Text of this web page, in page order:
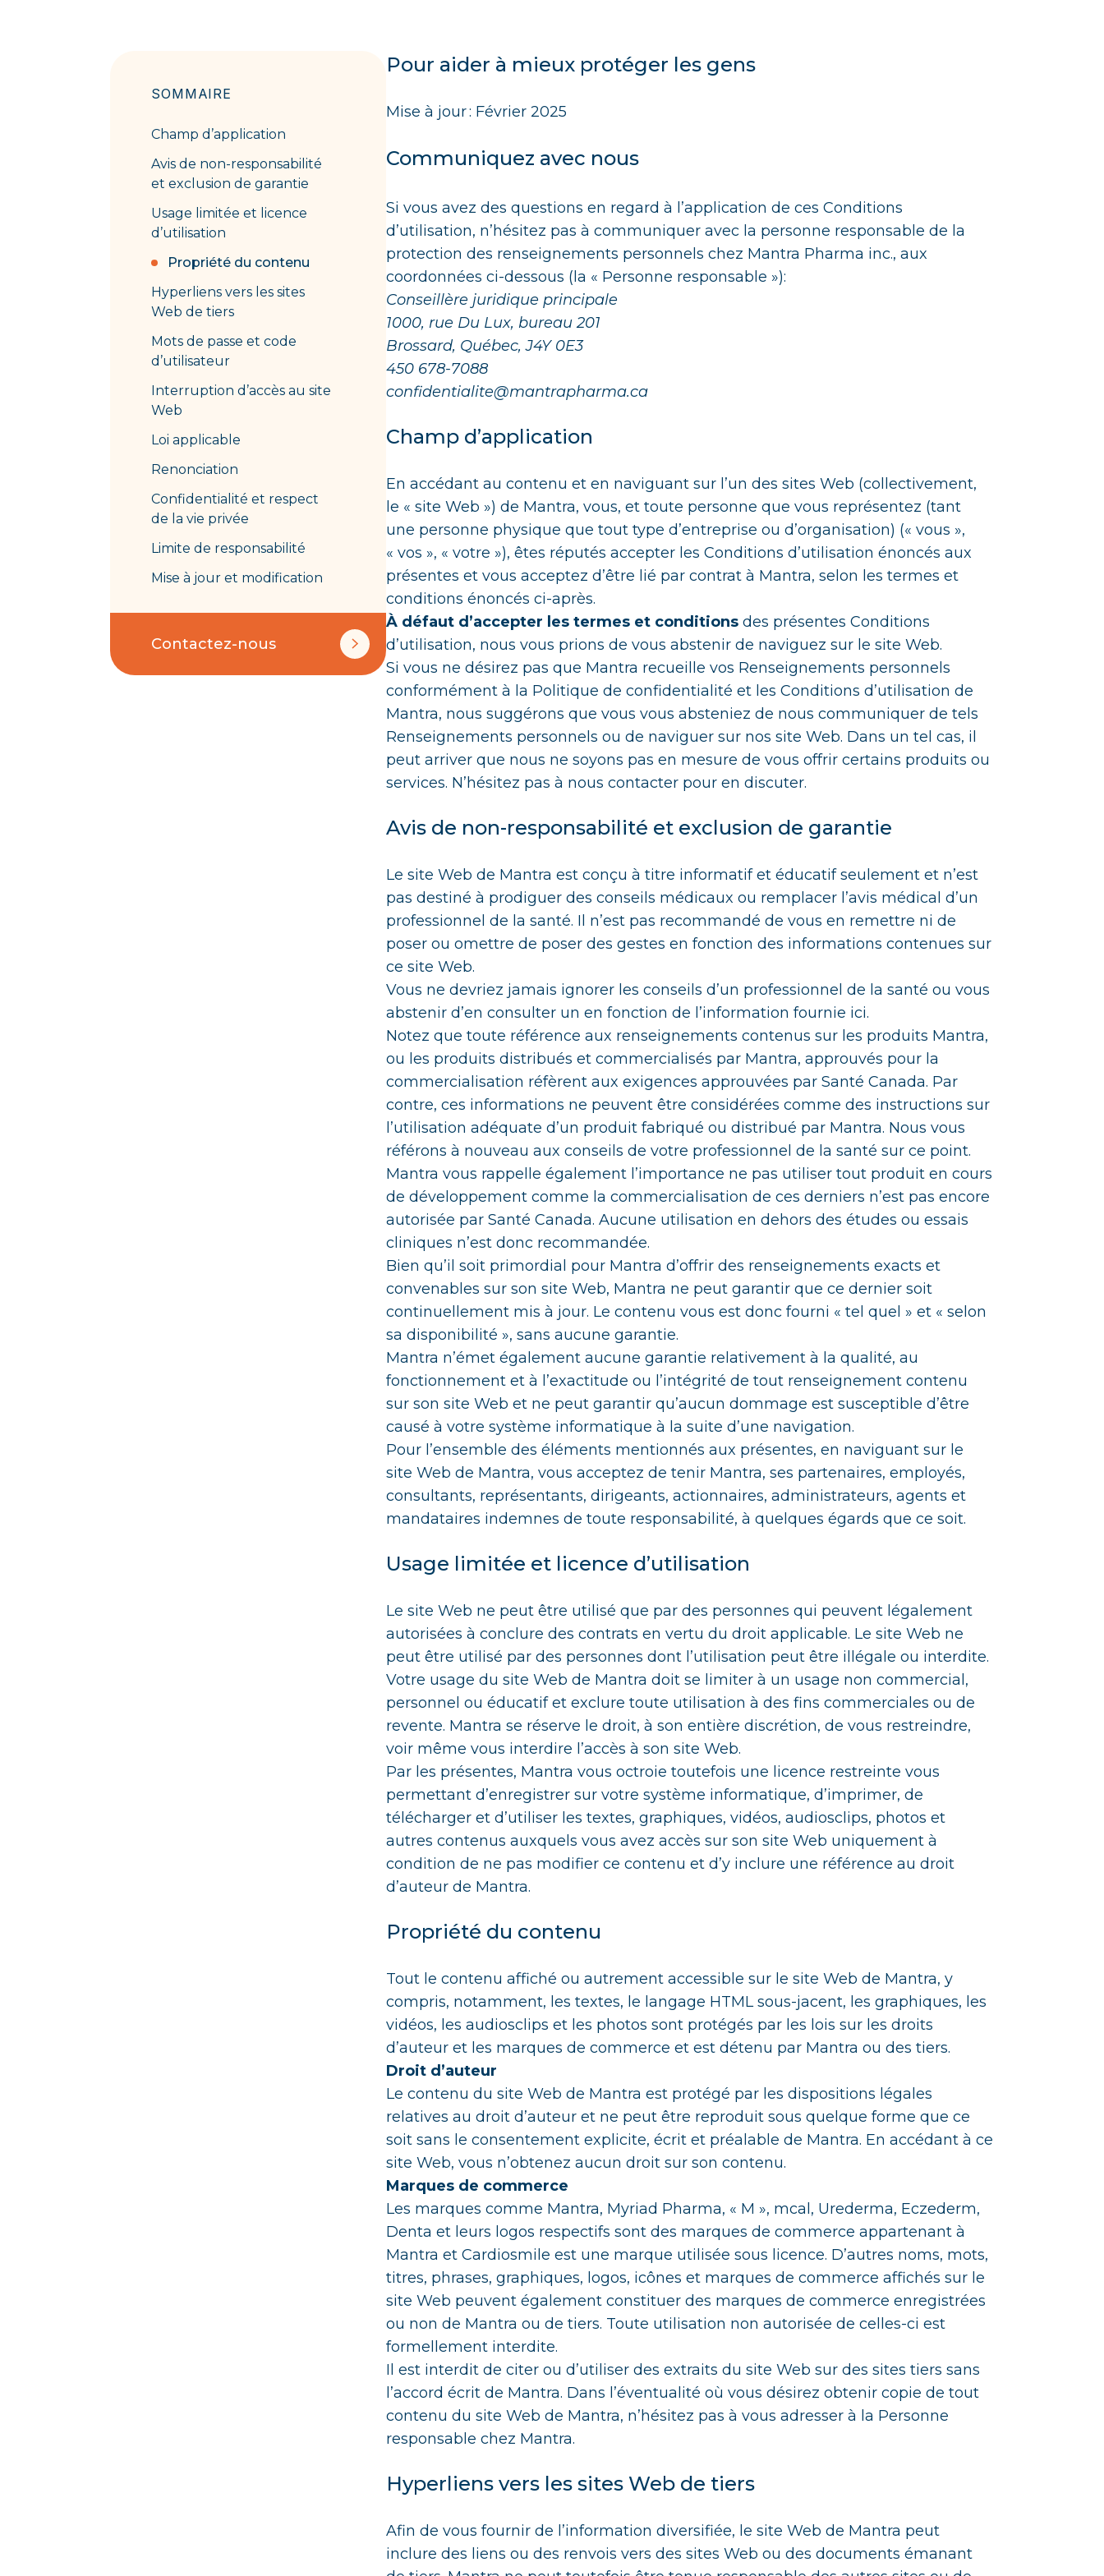
SOMMAIRE
Champ d’application
Avis de non-responsabilité
et exclusion de garantie
Usage limitée et licence
d’utilisation
Propriété du contenu
Hyperliens vers les sites
Web de tiers
Mots de passe et code
d’utilisateur
Interruption d’accès au site
Web
Loi applicable
Renonciation
Confidentialité et respect
de la vie privée
Limite de responsabilité
Mise à jour et modification
Contactez-nous
Pour aider à mieux protéger les gens
Mise à jour : Février 2025
Communiquez avec nous
Si vous avez des questions en regard à l’application de ces Conditions
d’utilisation, n’hésitez pas à communiquer avec la personne responsable de la
protection des renseignements personnels chez Mantra Pharma inc., aux
coordonnées ci-dessous (la « Personne responsable »):
Conseillère juridique principale
1000, rue Du Lux, bureau 201
Brossard, Québec, J4Y 0E3
450 678-7088
confidentialite@mantrapharma.ca
Champ d’application
En accédant au contenu et en naviguant sur l’un des sites Web (collectivement,
le « site Web ») de Mantra, vous, et toute personne que vous représentez (tant
une personne physique que tout type d’entreprise ou d’organisation) (« vous »,
« vos », « votre »), êtes réputés accepter les Conditions d’utilisation énoncés aux
présentes et vous acceptez d’être lié par contrat à Mantra, selon les termes et
conditions énoncés ci-après.
À défaut d’accepter les termes et conditions des présentes Conditions
d’utilisation, nous vous prions de vous abstenir de naviguez sur le site Web.
Si vous ne désirez pas que Mantra recueille vos Renseignements personnels
conformément à la Politique de confidentialité et les Conditions d’utilisation de
Mantra, nous suggérons que vous vous absteniez de nous communiquer de tels
Renseignements personnels ou de naviguer sur nos site Web. Dans un tel cas, il
peut arriver que nous ne soyons pas en mesure de vous offrir certains produits ou
services. N’hésitez pas à nous contacter pour en discuter.
Avis de non-responsabilité et exclusion de garantie
Le site Web de Mantra est conçu à titre informatif et éducatif seulement et n’est
pas destiné à prodiguer des conseils médicaux ou remplacer l’avis médical d’un
professionnel de la santé. Il n’est pas recommandé de vous en remettre ni de
poser ou omettre de poser des gestes en fonction des informations contenues sur
ce site Web.
Vous ne devriez jamais ignorer les conseils d’un professionnel de la santé ou vous
abstenir d’en consulter un en fonction de l’information fournie ici.
Notez que toute référence aux renseignements contenus sur les produits Mantra,
ou les produits distribués et commercialisés par Mantra, approuvés pour la
commercialisation réfèrent aux exigences approuvées par Santé Canada. Par
contre, ces informations ne peuvent être considérées comme des instructions sur
l’utilisation adéquate d’un produit fabriqué ou distribué par Mantra. Nous vous
référons à nouveau aux conseils de votre professionnel de la santé sur ce point.
Mantra vous rappelle également l’importance ne pas utiliser tout produit en cours
de développement comme la commercialisation de ces derniers n’est pas encore
autorisée par Santé Canada. Aucune utilisation en dehors des études ou essais
cliniques n’est donc recommandée.
Bien qu’il soit primordial pour Mantra d’offrir des renseignements exacts et
convenables sur son site Web, Mantra ne peut garantir que ce dernier soit
continuellement mis à jour. Le contenu vous est donc fourni « tel quel » et « selon
sa disponibilité », sans aucune garantie.
Mantra n’émet également aucune garantie relativement à la qualité, au
fonctionnement et à l’exactitude ou l’intégrité de tout renseignement contenu
sur son site Web et ne peut garantir qu’aucun dommage est susceptible d’être
causé à votre système informatique à la suite d’une navigation.
Pour l’ensemble des éléments mentionnés aux présentes, en naviguant sur le
site Web de Mantra, vous acceptez de tenir Mantra, ses partenaires, employés,
consultants, représentants, dirigeants, actionnaires, administrateurs, agents et
mandataires indemnes de toute responsabilité, à quelques égards que ce soit.
Usage limitée et licence d’utilisation
Le site Web ne peut être utilisé que par des personnes qui peuvent légalement
autorisées à conclure des contrats en vertu du droit applicable. Le site Web ne
peut être utilisé par des personnes dont l’utilisation peut être illégale ou interdite.
Votre usage du site Web de Mantra doit se limiter à un usage non commercial,
personnel ou éducatif et exclure toute utilisation à des fins commerciales ou de
revente. Mantra se réserve le droit, à son entière discrétion, de vous restreindre,
voir même vous interdire l’accès à son site Web.
Par les présentes, Mantra vous octroie toutefois une licence restreinte vous
permettant d’enregistrer sur votre système informatique, d’imprimer, de
télécharger et d’utiliser les textes, graphiques, vidéos, audiosclips, photos et
autres contenus auxquels vous avez accès sur son site Web uniquement à
condition de ne pas modifier ce contenu et d’y inclure une référence au droit
d’auteur de Mantra.
Propriété du contenu
Tout le contenu affiché ou autrement accessible sur le site Web de Mantra, y
compris, notamment, les textes, le langage HTML sous-jacent, les graphiques, les
vidéos, les audiosclips et les photos sont protégés par les lois sur les droits
d’auteur et les marques de commerce et est détenu par Mantra ou des tiers.
Droit d’auteur
Le contenu du site Web de Mantra est protégé par les dispositions légales
relatives au droit d’auteur et ne peut être reproduit sous quelque forme que ce
soit sans le consentement explicite, écrit et préalable de Mantra. En accédant à ce
site Web, vous n’obtenez aucun droit sur son contenu.
Marques de commerce
Les marques comme Mantra, Myriad Pharma, « M », mcal, Urederma, Eczederm,
Denta et leurs logos respectifs sont des marques de commerce appartenant à
Mantra et Cardiosmile est une marque utilisée sous licence. D’autres noms, mots,
titres, phrases, graphiques, logos, icônes et marques de commerce affichés sur le
site Web peuvent également constituer des marques de commerce enregistrées
ou non de Mantra ou de tiers. Toute utilisation non autorisée de celles-ci est
formellement interdite.
Il est interdit de citer ou d’utiliser des extraits du site Web sur des sites tiers sans
l’accord écrit de Mantra. Dans l’éventualité où vous désirez obtenir copie de tout
contenu du site Web de Mantra, n’hésitez pas à vous adresser à la Personne
responsable chez Mantra.
Hyperliens vers les sites Web de tiers
Afin de vous fournir de l’information diversifiée, le site Web de Mantra peut
inclure des liens ou des renvois vers des sites Web ou des documents émanant